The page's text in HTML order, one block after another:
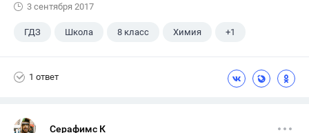
3 сентября 2017
ГДЗ Школа 8 класс Химия +1
1 ответ
Серафимс К